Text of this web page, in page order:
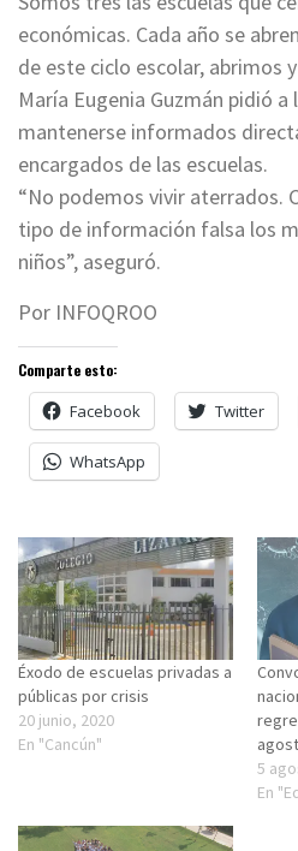
económicas. Cada año se
de este ciclo escolar, abrimos
María Eugenia Guzmán pidió
mantenerse informados
encargados de las escuelas.
“No podemos vivir aterrados.
tipo de información falsa los
niños”, aseguró.
Por INFOQROO
Comparte esto:
Facebook Twitter
WhatsApp
Éxodo de escuelas privadas a
públicas por crisis
20 junio, 2020
En "Cancún"
5
En